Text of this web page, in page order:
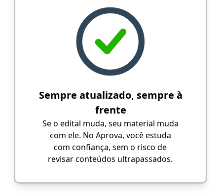
Sempre atualizado, sempre à
frente
Se o edital muda, seu material muda
com ele. No Aprova, você estuda
com confiança, sem o risco de
revisar conteúdos ultrapassados.